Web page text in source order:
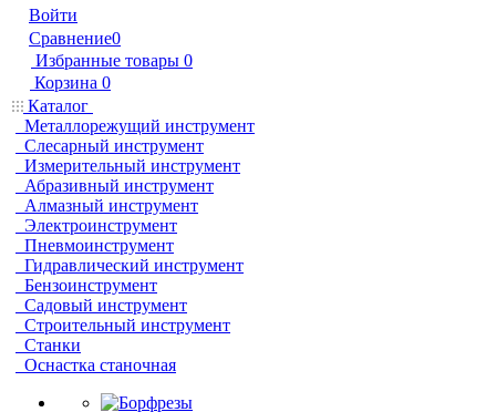
Войти
Сравнение0
Избранные товары 0
Корзина 0
Каталог
Металлорежущий инструмент
Слесарный инструмент
Измерительный инструмент
Абразивный инструмент
Алмазный инструмент
Электроинструмент
Пневмоинструмент
Гидравлический инструмент
Бензоинструмент
Садовый инструмент
Строительный инструмент
Станки
Оснастка станочная